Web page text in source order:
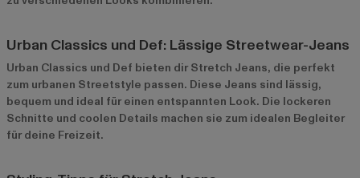
Urban Classics und Def: Lässige Streetwear-Jeans
Urban Classics und Def bieten dir Stretch Jeans, die perfekt
zum urbanen Streetstyle passen. Diese Jeans sind lässig,
bequem und ideal für einen entspannten Look. Die lockeren
Schnitte und coolen Details machen sie zum idealen Begleiter
für deine Freizeit.